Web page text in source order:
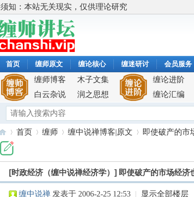
须知：本站无关现实，仅供理论研究
首页 缠师原文 缠论核心 缠迷研讨 会员服务
缠师博客
木子文集
白云杂说
润之思想
缠论进阶
缠论汇编
首页
›
缠师
›
缠中说禅博客|原文
›
即使破产的市
[时政经济（缠中说禅经济学）] 即使破产的市场经济
缠中说禅 发表于 2006-2-25 12:53 | 显示全部楼层